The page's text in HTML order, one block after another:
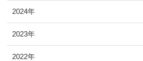
2024年
2023年
2022年